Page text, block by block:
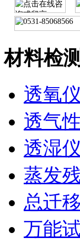
材料检
透氧仪
透气
透湿仪
蒸发
总迁
万能